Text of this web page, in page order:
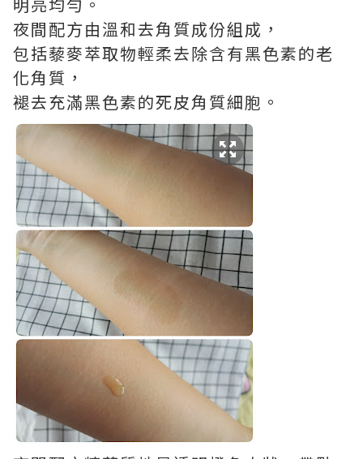
夜間配方由溫和去角質成份組成，
包括藜麥萃取物輕柔去除含有黑色素的老
化角質，
褪去充滿黑色素的死皮角質細胞。